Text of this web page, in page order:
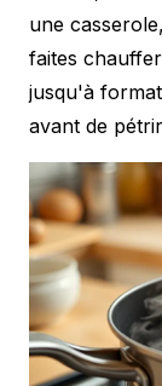
une
faites
jusqu'à
avant de